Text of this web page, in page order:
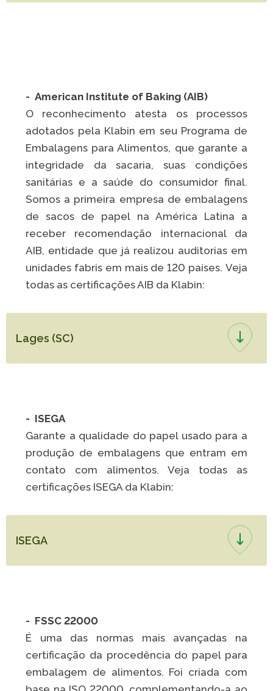
- American Institute of Baking (AIB)
O reconhecimento atesta os processos
adotados pela Klabin em seu Programa de
Embalagens para Alimentos, que garante a
integridade da sacaria, suas condições
sanitárias e a saúde do consumidor final.
Somos a primeira empresa de embalagens
de sacos de papel na América Latina a
receber recomendação internacional da
AIB, entidade que já realizou auditorias em
unidades fabris em mais de 120 países. Veja
todas as certificações AIB da Klabin:
Lages (SC)
- ISEGA
Garante a qualidade do papel usado para a
produção de embalagens que entram em
contato com alimentos. Veja todas as
certificações ISEGA da Klabin:
ISEGA
- FSSC 22000
É uma das normas mais avançadas na
certificação da procedência do papel para
embalagem de alimentos. Foi criada com